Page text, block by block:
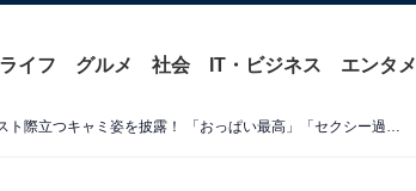
ライフ グルメ 社会 IT・ビジネス エンタメ
「現代に舞い降りた天使」白濱美兎、美バスト際立つキャミ姿を披露！ 「おっぱい最高」「セクシー過ぎる」